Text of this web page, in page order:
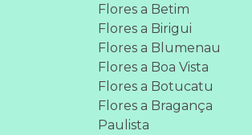
Flores a Betim
Flores a Birigui
Flores a Blumenau
Flores a Boa Vista
Flores a Botucatu
Flores a Bragança
Paulista